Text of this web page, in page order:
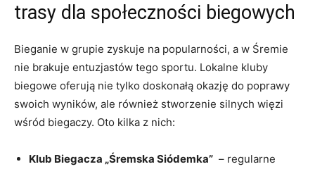
trasy dla​ społeczności biegowych
Bieganie w grupie zyskuje‌ na popularności, a w Śremie⁢
nie brakuje‌ entuzjastów tego sportu. Lokalne kluby
biegowe⁣ oferują nie tylko‌ doskonałą okazję do ​poprawy
⁤swoich wyników, ale⁢ również stworzenie silnych⁣ więzi
wśród biegaczy.⁣ Oto kilka z nich:
Klub Biegacza „Śremska Siódemka” ‍ – regularne